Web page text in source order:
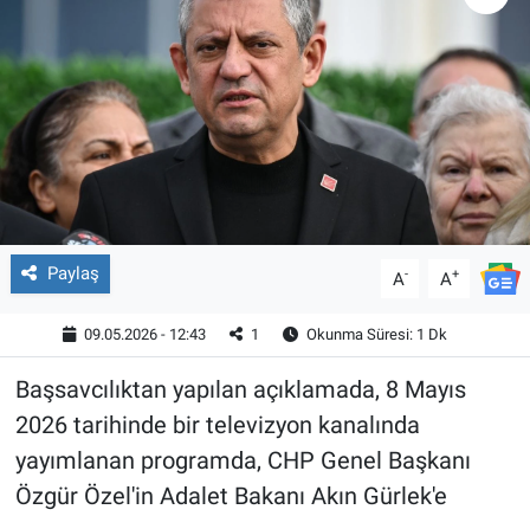
Paylaş A- A+
09.05.2026 - 12:43 1 Okunma Süresi: 1 Dk
Başsavcılıktan yapılan açıklamada, 8 Mayıs
2026 tarihinde bir televizyon kanalında
yayımlanan programda, CHP Genel Başkanı
Özgür Özel'in Adalet Bakanı Akın Gürlek'e